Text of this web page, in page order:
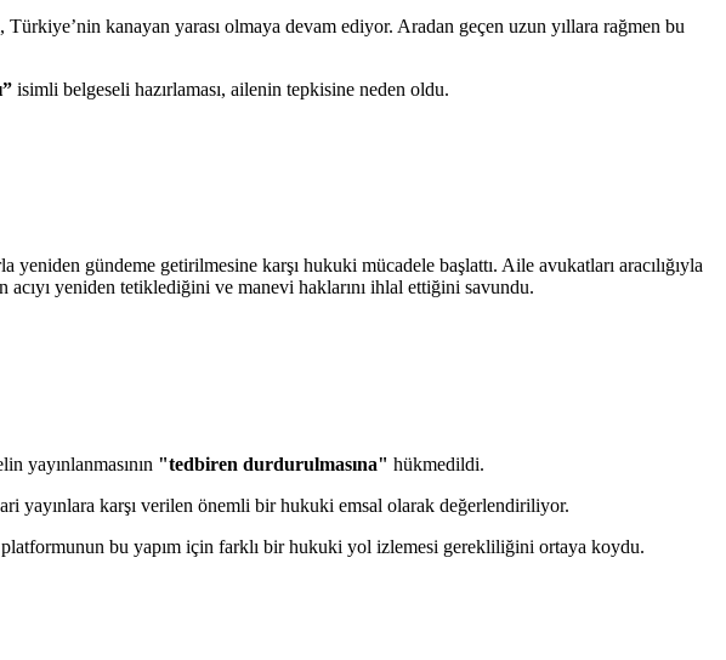
kanayan yarası olmaya devam ediyor. Aradan geçen uzun yıllara rağmen bu
isimli belgeseli hazırlaması, ailenin tepkisine neden oldu.
gündeme getirilmesine karşı hukuki mücadele başlattı. Aile avukatları aracılığıyla
acıyı yeniden tetiklediğini ve manevi haklarını ihlal ettiğini savundu.
yayınlanmasının "tedbiren durdurulmasına" hükmedildi.
yayınlara karşı verilen önemli bir hukuki emsal olarak değerlendiriliyor.
bu yapım için farklı bir hukuki yol izlemesi gerekliliğini ortaya koydu.